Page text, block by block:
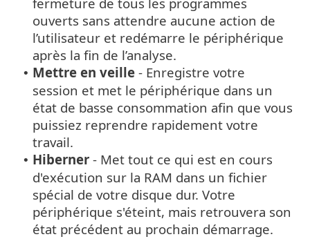
ouverts sans attendre aucune action de
l’utilisateur et redémarre le périphérique
après la fin de l’analyse.
• Mettre en veille - Enregistre votre
session et met le périphérique dans un
état de basse consommation afin que vous
puissiez reprendre rapidement votre
travail.
• Hiberner - Met tout ce qui est en cours
d'exécution sur la RAM dans un fichier
spécial de votre disque dur. Votre
périphérique s'éteint, mais retrouvera son
état précédent au prochain démarrage.